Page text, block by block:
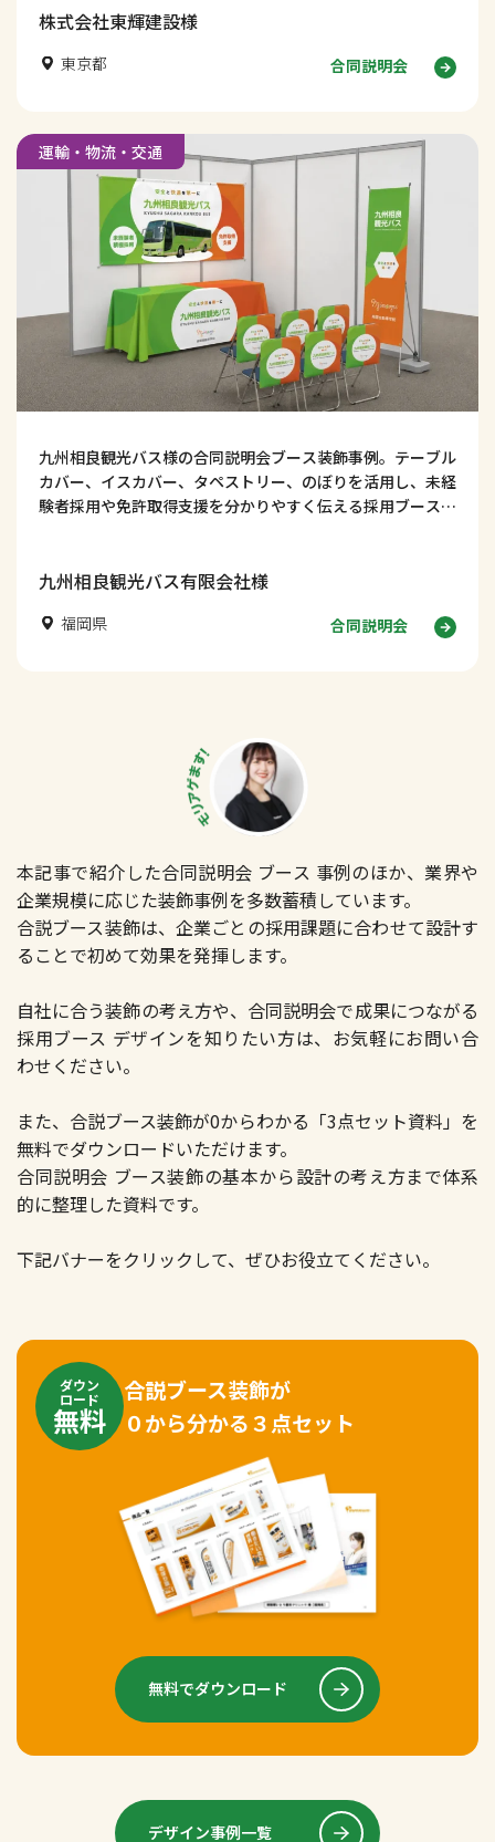
株式会社東輝建設様
東京都 合同説明会
運輸・物流・交通
九州相良観光バス様の合同説明会ブース装飾事例。テーブル
カバー、イスカバー、タペストリー、のぼりを活用し、未経
験者採用や免許取得支援を分かりやすく伝える採用ブースデ
九州相良観光バス有限会社様
福岡県 合同説明会
本記事で紹介した合同説明会 ブース 事例のほか、業界や
企業規模に応じた装飾事例を多数蓄積しています。
合説ブース装飾は、企業ごとの採用課題に合わせて設計す
ることで初めて効果を発揮します。
自社に合う装飾の考え方や、合同説明会で成果につながる
採用ブース デザインを知りたい方は、お気軽にお問い合
わせください。
また、合説ブース装飾が0からわかる「3点セット資料」を
無料でダウンロードいただけます。
合同説明会 ブース装飾の基本から設計の考え方まで体系
的に整理した資料です。
下記バナーをクリックして、ぜひお役立てください。
ダウン
ロード
無料
合説ブース装飾が
０から分かる３点セット
無料でダウンロード
デザイン事例一覧